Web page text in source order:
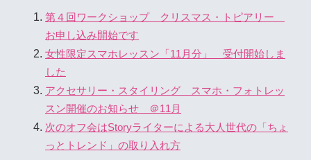
第４回ワークショップ クリスマス・トピアリー
お申し込み開始です
女性限定スマホレッスン「11月分」 受付開始しま
した
アクセサリー・スタイリング スマホ・フォトレッ
スン開催のお知らせ ＠11月
次のオフ会はStoryライターによる大人世代の「ちょ
っとトレンド」の取り入れ方